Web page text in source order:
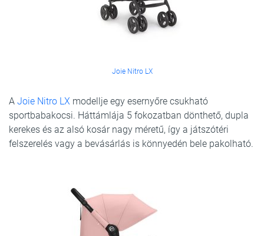
Joie Nitro LX
A Joie Nitro LX modellje egy esernyőre csukható
sportbabakocsi. Háttámlája 5 fokozatban dönthető, dupla
kerekes és az alsó kosár nagy méretű, így a játszótéri
felszerelés vagy a bevásárlás is könnyedén bele pakolható.